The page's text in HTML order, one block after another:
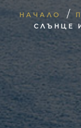
НАЧАЛО /
СЛЪНЦЕ